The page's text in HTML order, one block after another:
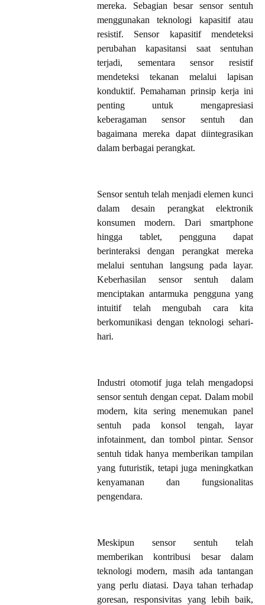
mereka. Sebagian besar sensor sentuh
menggunakan teknologi kapasitif atau
resistif. Sensor kapasitif mendeteksi
perubahan kapasitansi saat sentuhan
terjadi, sementara sensor resistif
mendeteksi tekanan melalui lapisan
konduktif. Pemahaman prinsip kerja ini
penting untuk mengapresiasi
keberagaman sensor sentuh dan
bagaimana mereka dapat diintegrasikan
dalam berbagai perangkat.
Sensor sentuh telah menjadi elemen kunci
dalam desain perangkat elektronik
konsumen modern. Dari smartphone
hingga tablet, pengguna dapat
berinteraksi dengan perangkat mereka
melalui sentuhan langsung pada layar.
Keberhasilan sensor sentuh dalam
menciptakan antarmuka pengguna yang
intuitif telah mengubah cara kita
berkomunikasi dengan teknologi sehari-
hari.
Industri otomotif juga telah mengadopsi
sensor sentuh dengan cepat. Dalam mobil
modern, kita sering menemukan panel
sentuh pada konsol tengah, layar
infotainment, dan tombol pintar. Sensor
sentuh tidak hanya memberikan tampilan
yang futuristik, tetapi juga meningkatkan
kenyamanan dan fungsionalitas
pengendara.
Meskipun sensor sentuh telah
memberikan kontribusi besar dalam
teknologi modern, masih ada tantangan
yang perlu diatasi. Daya tahan terhadap
goresan, responsivitas yang lebih baik,